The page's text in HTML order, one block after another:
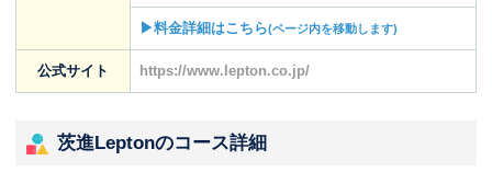
▶料金詳細はこちら(ページ内を移動します)
公式サイト https://www.lepton.co.jp/
茨進Leptonのコース詳細